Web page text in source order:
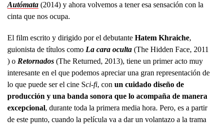
Autómata (2014) y ahora volvemos a tener esa sensación con la
cinta que nos ocupa.
El film escrito y dirigido por el debutante Hatem Khraiche,
guionista de títulos como La cara oculta (The Hidden Face, 2011
) o Retornados (The Returned, 2013), tiene un primer acto muy
interesante en el que podemos apreciar una gran representación de
lo que puede ser el cine Sci-fi, con un cuidado diseño de
producción y una banda sonora que lo acompaña de manera
excepcional, durante toda la primera media hora. Pero, es a partir
de este punto, cuando la película va a dar un volantazo a la trama